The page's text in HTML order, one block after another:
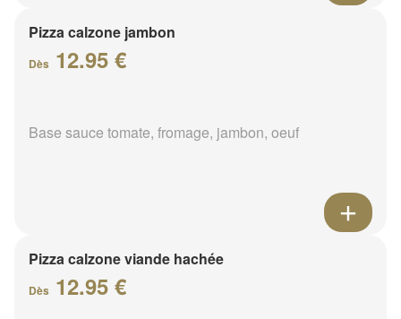
Pizza calzone jambon
Dès 12.95 €
Base sauce tomate, fromage, jambon, oeuf
Pizza calzone viande hachée
Dès 12.95 €